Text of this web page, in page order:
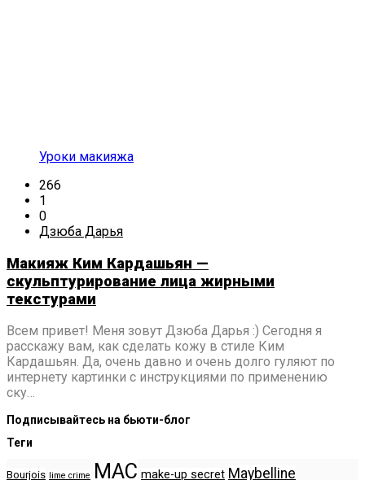
Уроки макияжа
266
1
0
Дзюба Дарья
Макияж Ким Кардашьян —
скульптурирование лица жирными
текстурами
Всем привет! Меня зовут Дзюба Дарья :) Сегодня я
расскажу вам, как сделать кожу в стиле Ким
Кардашьян. Да, очень давно и очень долго гуляют по
интернету картинки с инструкциями по применению
ску…
Подписывайтесь на бьюти-блог
Теги
Bourjois lime crime MAC make-up secret Maybelline